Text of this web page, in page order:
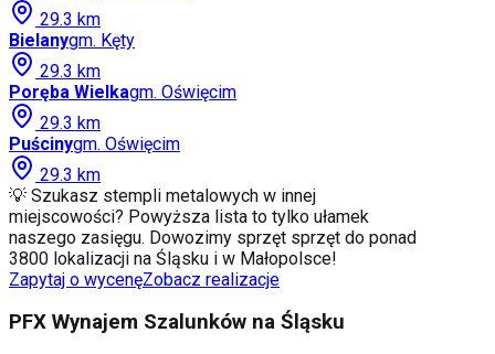
29.3 km
Bielanygm. Kęty
29.3 km
Poręba Wielkagm. Oświęcim
29.3 km
Puścinygm. Oświęcim
29.3 km
💡 Szukasz stempli metalowych w innej
miejscowości? Powyższa lista to tylko ułamek
naszego zasięgu. Dowozimy sprzęt sprzęt do ponad
3800 lokalizacji na Śląsku i w Małopolsce!
Zapytaj o wycenęZobacz realizacje
PFX Wynajem Szalunków na Śląsku